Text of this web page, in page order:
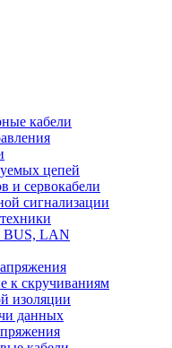
кабели
цепей
и сервокабели
сигнализации
BUS, LAN
к скручиваниям
изоляции
данных